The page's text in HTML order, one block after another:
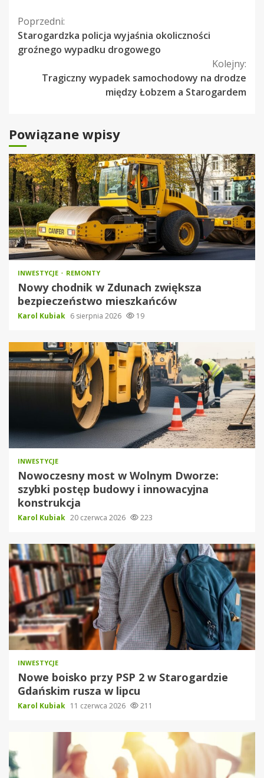
Kontynuuj
czytanie
Poprzedni:
Starogardzka policja wyjaśnia okoliczności
groźnego wypadku drogowego
Kolejny:
Tragiczny wypadek samochodowy na drodze
między Łobzem a Starogardem
Powiązane wpisy
INWESTYCJE REMONTY
Nowy chodnik w Zdunach zwiększa
bezpieczeństwo mieszkańców
Karol Kubiak 6 sierpnia 2026 19
INWESTYCJE
Nowoczesny most w Wolnym Dworze:
szybki postęp budowy i innowacyjna
konstrukcja
Karol Kubiak 20 czerwca 2026 223
INWESTYCJE
Nowe boisko przy PSP 2 w Starogardzie
Gdańskim rusza w lipcu
Karol Kubiak 11 czerwca 2026 211